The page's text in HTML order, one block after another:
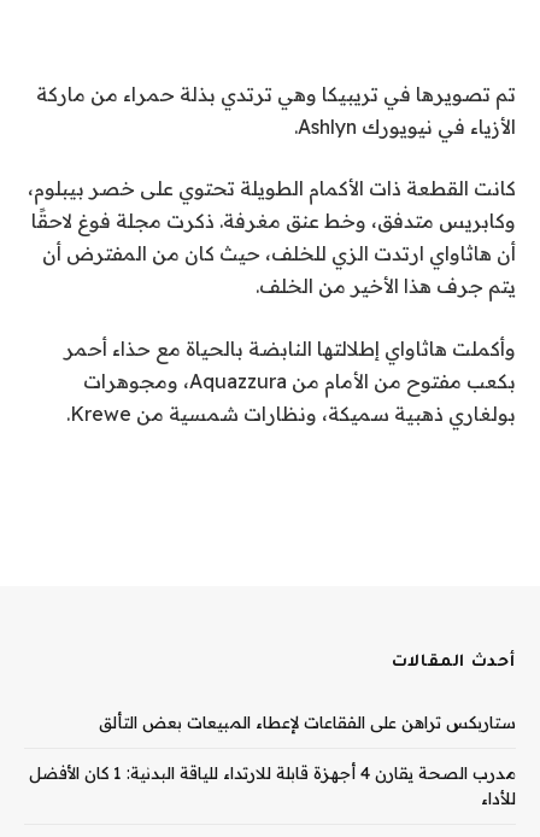
تم تصويرها في تريبيكا وهي ترتدي بذلة حمراء من ماركة
الأزياء في نيويورك Ashlyn.
كانت القطعة ذات الأكمام الطويلة تحتوي على خصر بيبلوم،
وكابريس متدفق، وخط عنق مغرفة. ذكرت مجلة فوغ لاحقًا
أن هاثاواي ارتدت الزي للخلف، حيث كان من المفترض أن
يتم جرف هذا الأخير من الخلف.
وأكملت هاثاواي إطلالتها النابضة بالحياة مع حذاء أحمر
بكعب مفتوح من الأمام من Aquazzura، ومجوهرات
بولغاري ذهبية سميكة، ونظارات شمسية من Krewe.
أحدث المقالات
ستاربكس تراهن على الفقاعات لإعطاء المبيعات بعض التألق
مدرب الصحة يقارن 4 أجهزة قابلة للارتداء للياقة البدنية: 1 كان الأفضل
للأداء